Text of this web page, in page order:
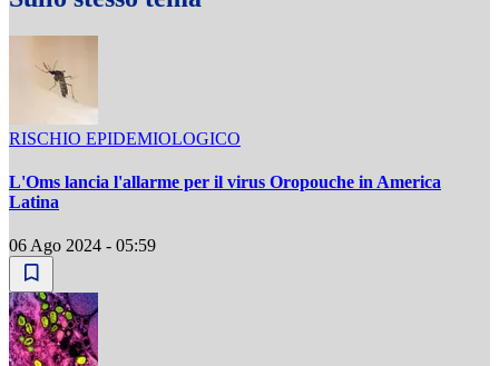
RISCHIO EPIDEMIOLOGICO
L'Oms lancia l'allarme per il virus Oropouche in America
Latina
06 Ago 2024 - 05:59